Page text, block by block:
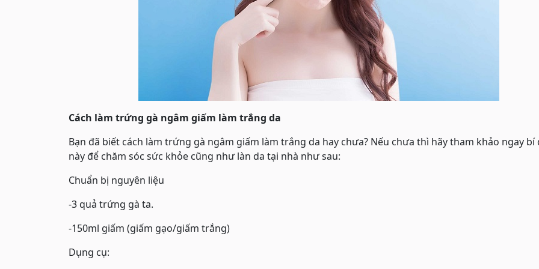
Cách làm trứng gà ngâm giấm làm trắng da
Bạn đã biết cách làm trứng gà ngâm giấm làm trắng da hay chưa? Nếu chưa thì hãy tham khảo ngay bí
này để chăm sóc sức khỏe cũng như làn da tại nhà như sau:
Chuẩn bị nguyên liệu
-3 quả trứng gà ta.
-150ml giấm (giấm gạo/giấm trắng)
Dụng cụ: